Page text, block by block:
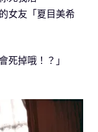
女友「夏目美希
死掉哦！？」